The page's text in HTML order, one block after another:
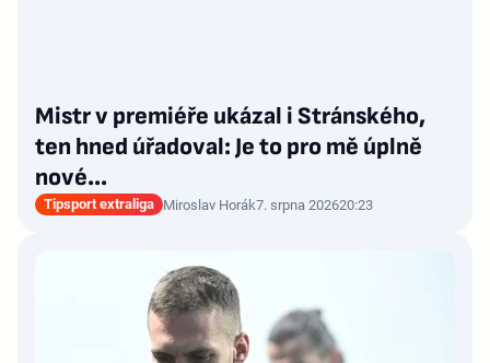
Mistr v premiéře ukázal i Stránského,
ten hned úřadoval: Je to pro mě úplně
nové…
Tipsport extraliga Miroslav Horák7. srpna 202620:23